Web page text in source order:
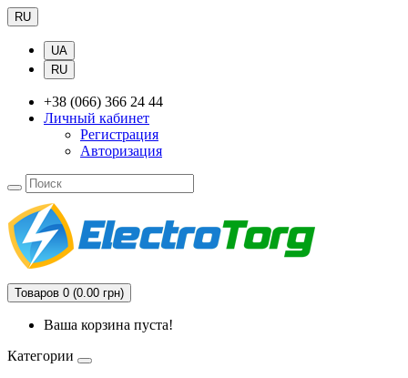
RU
UA
RU
+38 (066) 366 24 44
Личный кабинет
Регистрация
Авторизация
Товаров 0 (0.00 грн)
Ваша корзина пуста!
Категории